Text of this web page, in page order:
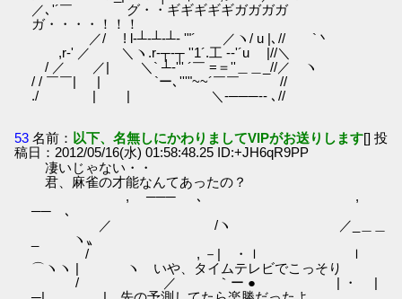
／､'´￣ グ・・ギギギギギガガガガ
ガ・・・・！！！
／/ ! l‐┴‐┴‐┴‐ '"´ ／ヽ/ u |､// `丶
,r‐' ／ ＼ヽ.r‐┬‐┬ ''1´.工 -‐'´u |//＼
/ ／ ／| ＼` ┴‐''' ´￣ =＝''＿＿_//／ ヽ
/ / ￣￣| | `ー､'''"~~´￣￣ //
./ | | ＼-───‐- ､//
53 名前： 以下、名無しにかわりましてVIPがお送りします[] 投
稿日：2012/05/16(水) 01:58:48.25 ID:+JH6qR9PP
凄いじゃない・・
君、麻雀の才能なんてあったの？
, ─── ､ ,
── ､
／ /ヽ ／_＿＿
_ ヽ〟
/ , －| ・ｌ ｌ
⌒ヽヽ | ヽ いや、タイムテレビでこっそり
/ ／ ｀ー ● | ・ |